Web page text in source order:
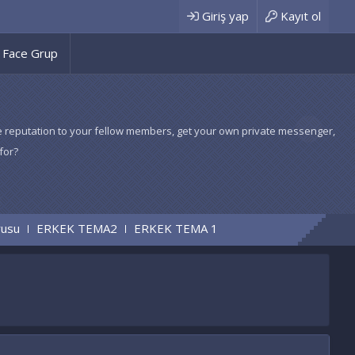
Giriş yap Kayıt ol
Face Grup
to your fellow members, get your own private messenger,
TEMA2 ERKEK TEMA 1